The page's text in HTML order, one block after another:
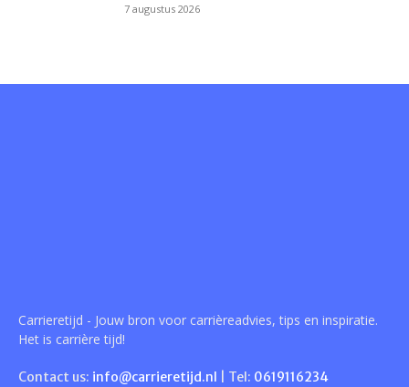
7 augustus 2026
Carrieretijd - Jouw bron voor carrièreadvies, tips en inspiratie.
Het is carrière tijd!
Contact us: info@carrieretijd.nl | Tel: 0619116234